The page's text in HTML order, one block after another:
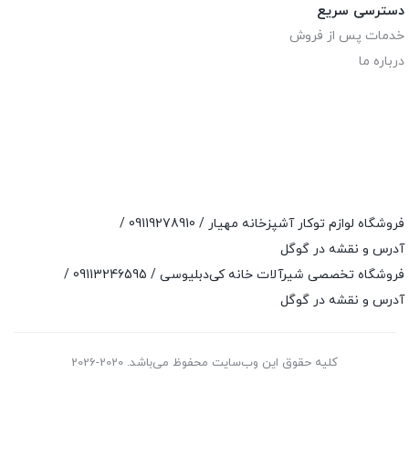
دسترسی سریع
خدمات پس از فروش
درباره ما
فروشگاه لوازم توکار آشپزخانه مهیار / 09119278910
/
آدرس و نقشه در گوگل
فروشگاه تخصصی شیرآلات خانه کی‌دبلیوسی / 09113246595
/
آدرس و نقشه در گوگل
کلیه حقوق این وب‌سایت محفوظ می‌باشد. 2020-2026